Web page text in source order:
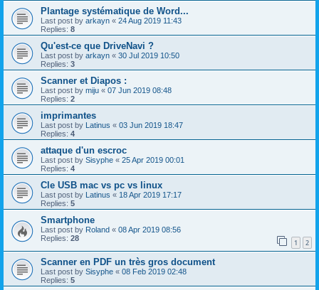
Plantage systématique de Word...
Last post by arkayn « 24 Aug 2019 11:43
Replies: 8
Qu'est-ce que DriveNavi ?
Last post by arkayn « 30 Jul 2019 10:50
Replies: 3
Scanner et Diapos :
Last post by miju « 07 Jun 2019 08:48
Replies: 2
imprimantes
Last post by Latinus « 03 Jun 2019 18:47
Replies: 4
attaque d'un escroc
Last post by Sisyphe « 25 Apr 2019 00:01
Replies: 4
Cle USB mac vs pc vs linux
Last post by Latinus « 18 Apr 2019 17:17
Replies: 5
Smartphone
Last post by Roland « 08 Apr 2019 08:56
Replies: 28 1 2
Scanner en PDF un très gros document
Last post by Sisyphe « 08 Feb 2019 02:48
Replies: 5